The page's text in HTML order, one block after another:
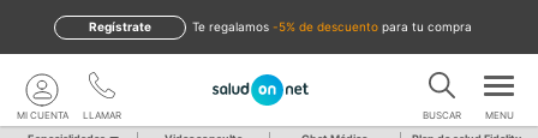
te regalamos -5% de descuento para tu compra
Regístrate
LLAMAR
MI CUENTA BUSCAR MENU